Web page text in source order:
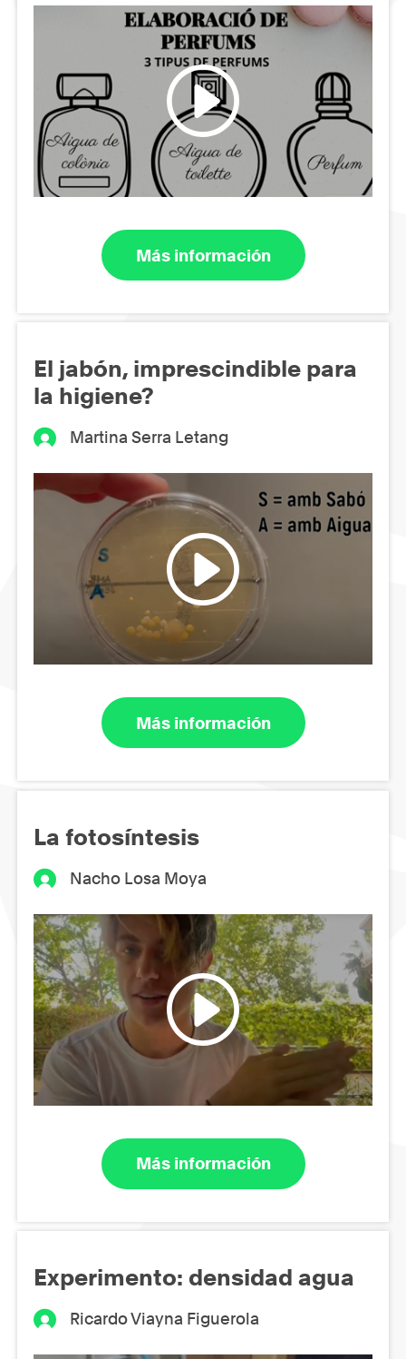
Más información
El jabón, imprescindible para
la higiene?
Martina Serra Letang
Más información
La fotosíntesis
Nacho Losa Moya
Más información
Experimento: densidad agua
Ricardo Viayna Figuerola